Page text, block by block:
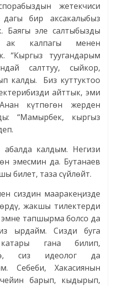
жетекчиси
бир аксакалыбыз
Баягы эле салтыбызды
ак калпагы менен
“Кыргыз туугандарым
салттуу, сыйкор,
калды. Биз куттуктоо
айттык, эми
күтпөгөн жерден
“Мамырбек, кыргыз
калдым. Негизи
эмесмин да. Бутанаев
билет, таза сүйлөйт.
сиздин мааракеңизде
жакшы тилектерди
тапшырма болсо да
ырдайм. Сизди буга
гана билип,
сиз идеолог да
Себеби, Хакасиянын
барып, кыдырып,